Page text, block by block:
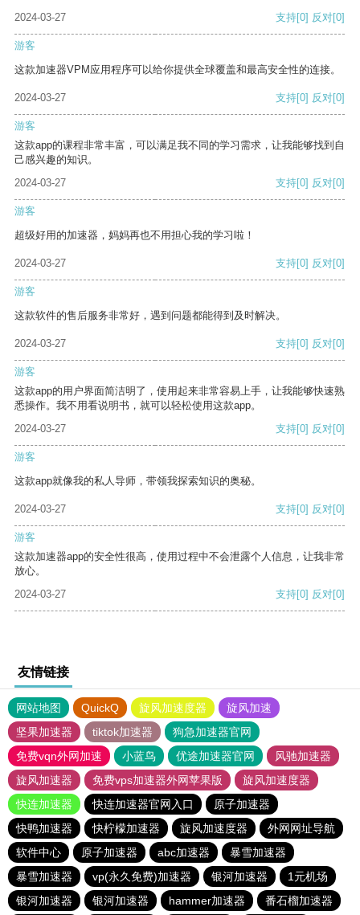
2024-03-27
支持[0] 反对[0]
游客
这款加速器VPM应用程序可以给你提供全球覆盖和最高安全性的连接。
2024-03-27 支持[0] 反对[0]
游客
这款app的课程非常丰富，可以满足我不同的学习需求，让我能够找到自
己感兴趣的知识。
2024-03-27
支持[0] 反对[0]
游客
超级好用的加速器，妈妈再也不用担心我的学习啦！
2024-03-27 支持[0] 反对[0]
游客
这款软件的售后服务非常好，遇到问题都能得到及时解决。
2024-03-27 支持[0] 反对[0]
游客
这款app的用户界面简洁明了，使用起来非常容易上手，让我能够快速熟
悉操作。我不用看说明书，就可以轻松使用这款app。
2024-03-27
支持[0] 反对[0]
游客
这款app就像我的私人导师，带领我探索知识的奥秘。
2024-03-27 支持[0] 反对[0]
游客
这款加速器app的安全性很高，使用过程中不会泄露个人信息，让我非常
放心。
2024-03-27
支持[0] 反对[0]
友情链接
网站地图 QuickQ 旋风加速度器
旋风加速
坚果加速器
tiktok加速器
狗急加速器官网
免费vqn外网加速
小蓝鸟 优途加速器官网
风驰加速器
旋风加速器
免费vps加速器外网苹果版
旋风加速度器
快连加速器
快连加速器官网入口
原子加速器
快鸭加速器
快柠檬加速器 旋风加速度器
外网网址导航
软件中心
原子加速器 abc加速器
暴雪加速器
暴雪加速器
vp(永久免费)加速器 银河加速器
1元机场
银河加速器
银河加速器 hammer加速器 番石榴加速器